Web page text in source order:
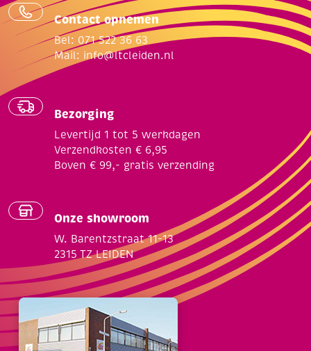
Contact opnemen
Bel: 071 522 36 63
Mail: info@ltcleiden.nl
Bezorging
Levertijd 1 tot 5 werkdagen
Verzendkosten € 6,95
Boven € 99,- gratis verzending
Onze showroom
W. Barentzstraat 11-13
2315 TZ LEIDEN